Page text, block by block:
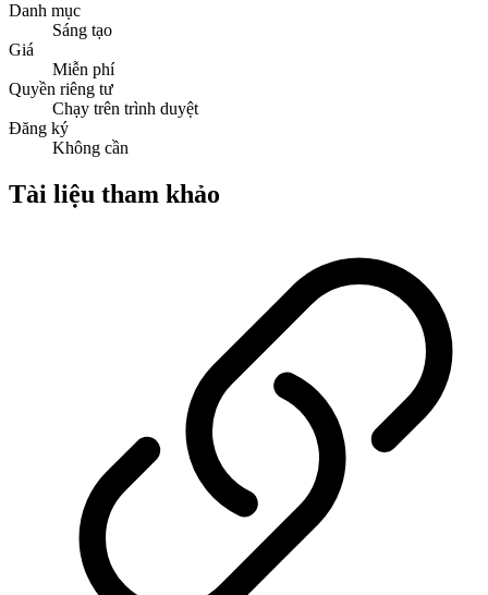
Danh mục
Sáng tạo
Giá
Miễn phí
Quyền riêng tư
Chạy trên trình duyệt
Đăng ký
Không cần
Tài liệu tham khảo